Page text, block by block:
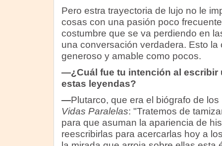
Pero estra trayectoria de lujo no le
cosas con una pasión poco
costumbre que se va perdiendo en
una conversación verdadera. Esto la
generoso y amable como pocos.
—¿Cuál fue tu intención al escribir
estas leyendas?
—Plutarco, que era el biógrafo de
Vidas Paralelas: "Tratemos de
para que asuman la apariencia de
reescribirlas para acercarlas hoy a